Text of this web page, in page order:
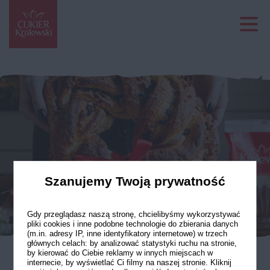
Szanujemy Twoją prywatność
Gdy przeglądasz naszą stronę, chcielibyśmy wykorzystywać
pliki cookies i inne podobne technologie do zbierania danych
(m.in. adresy IP, inne identyfikatory internetowe) w trzech
głównych celach: by analizować statystyki ruchu na stronie,
by kierować do Ciebie reklamy w innych miejscach w
internecie, by wyświetlać Ci filmy na naszej stronie. Kliknij